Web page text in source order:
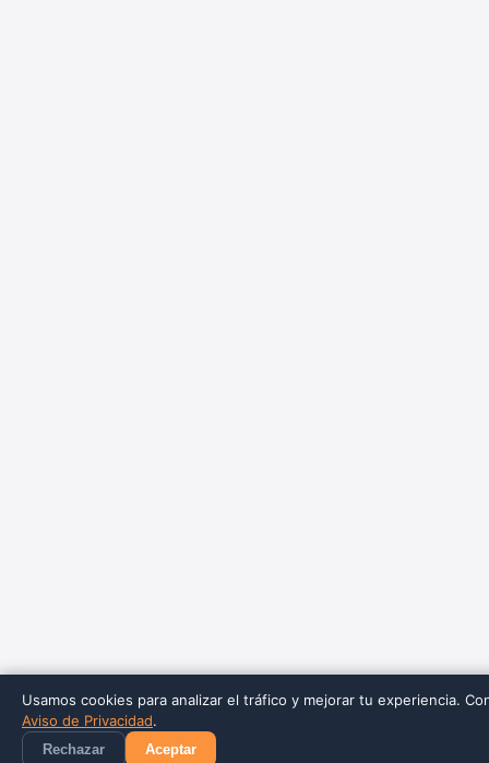
Usamos cookies para analizar el tráfico y mejorar tu experiencia.
Aviso de Privacidad.
Rechazar Aceptar